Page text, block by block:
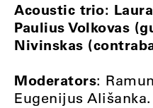
Acoustic trio:
Paulius Volkovas
Nivinskas
Moderators:
Eugenijus Ališanka.